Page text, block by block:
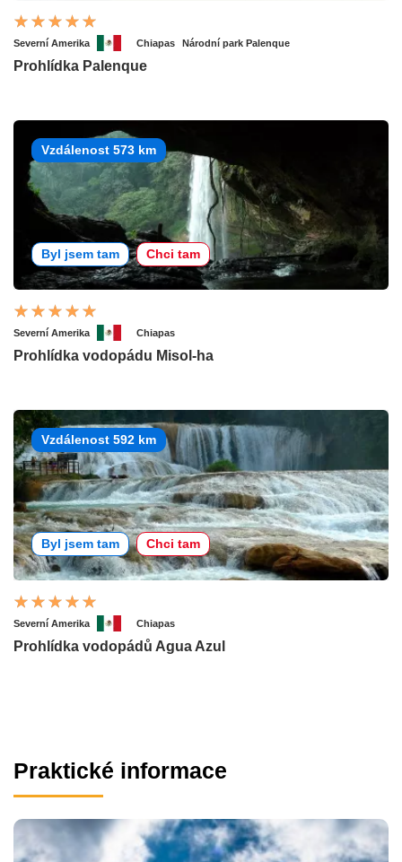
Severní Amerika Chiapas Národní park Palenque
Prohlídka Palenque
Vzdálenost 573 km
Byl jsem tam Chci tam
Severní Amerika Chiapas
Prohlídka vodopádu Misol-ha
Vzdálenost 592 km
Byl jsem tam Chci tam
Severní Amerika Chiapas
Prohlídka vodopádů Agua Azul
Praktické informace